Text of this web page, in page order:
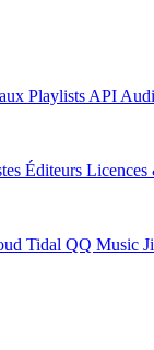
Playlists API
Éditeurs Licences
Tidal QQ Music